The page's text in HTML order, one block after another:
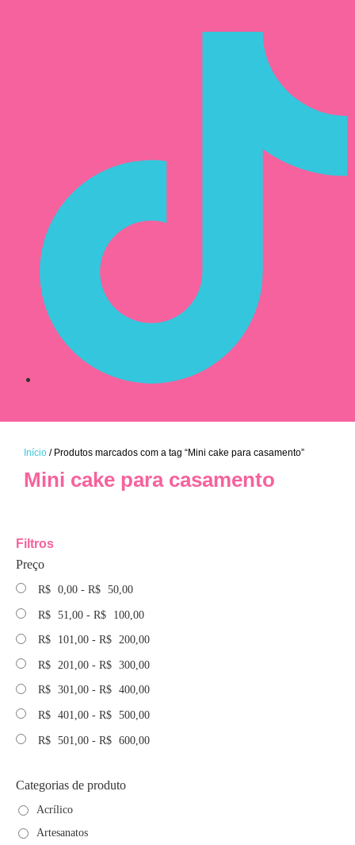
Início / Produtos marcados com a tag “Mini cake para casamento”
Mini cake para casamento
Filtros
Preço
R$ 0,00 - R$ 50,00
R$ 51,00 - R$ 100,00
R$ 101,00 - R$ 200,00
R$ 201,00 - R$ 300,00
R$ 301,00 - R$ 400,00
R$ 401,00 - R$ 500,00
R$ 501,00 - R$ 600,00
Categorias de produto
Acrílico
Artesanatos